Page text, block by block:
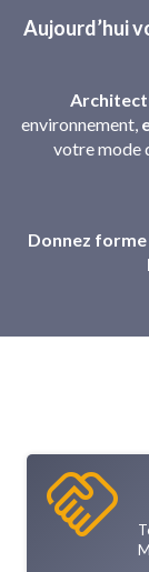
Aujourd’hui
environnement,
votre mode
Donnez
handshake